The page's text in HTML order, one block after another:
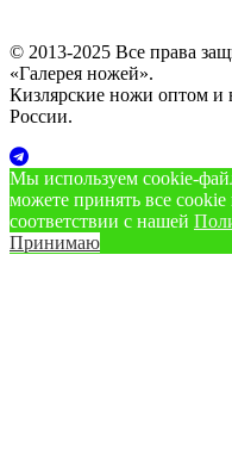
© 2013-2025 Все права
«Галерея ножей».
Кизлярские ножи оптом и
России.
Мы используем
можете принять все
соответствии с нашей
Принимаю